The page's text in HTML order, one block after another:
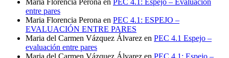
Maria Florencia Perona en PEC 4.1: Espejo – Evaluación
entre pares
Maria Florencia Perona en PEC 4.1: ESPEJO –
EVALUACIÓN ENTRE PARES
Maria del Carmen Vázquez Álvarez en PEC 4.1 Espejo –
evaluación entre pares